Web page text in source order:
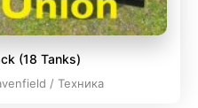
(18 Tanks)
/ Техника